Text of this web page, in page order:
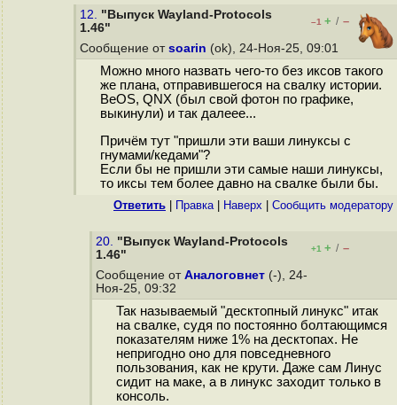
12. "Выпуск Wayland-Protocols
1.46"
–1 + / –
Сообщение от soarin (ok), 24-Ноя-25, 09:01
Можно много назвать чего-то без иксов такого
же плана, отправившегося на свалку истории.
BeOS, QNX (был свой фотон по графике,
выкинули) и так далеее...
Причём тут "пришли эти ваши линуксы с
гнумами/кедами"?
Если бы не пришли эти самые наши линуксы,
то иксы тем более давно на свалке были бы.
Ответить Правка| Наверх Cообщить модератору
20. "Выпуск Wayland-Protocols
1.46"
+1 + / –
Сообщение от Аналоговнет (-), 24-
Ноя-25, 09:32
Так называемый "десктопный линукс" итак
на свалке, судя по постоянно болтающимся
показателям ниже 1% на десктопах. Не
непригодно оно для повседневного
пользования, как не крути. Даже сам Линус
сидит на маке, а в линукс заходит только в
консоль.